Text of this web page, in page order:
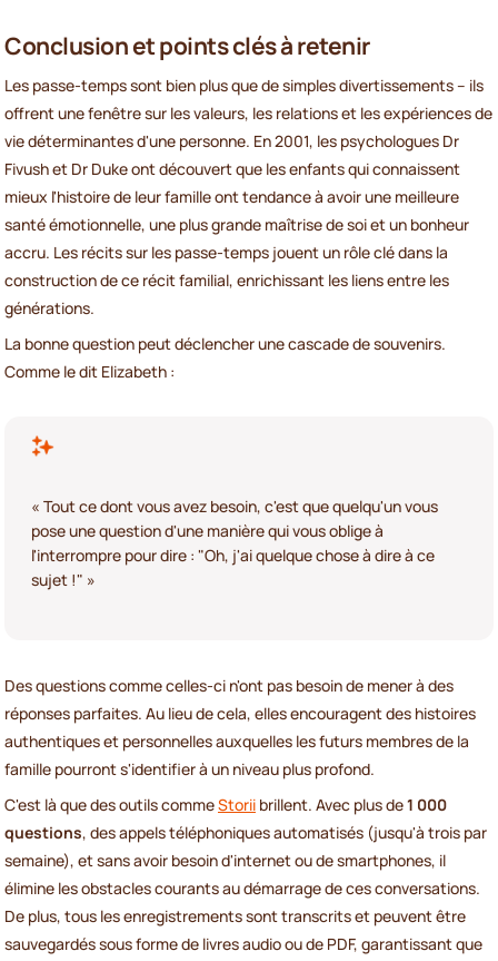
Conclusion et points clés à retenir
Les passe-temps sont bien plus que de simples divertissements – ils
offrent une fenêtre sur les valeurs, les relations et les expériences de
vie déterminantes d'une personne. En 2001, les psychologues Dr
Fivush et Dr Duke ont découvert que les enfants qui connaissent
mieux l'histoire de leur famille ont tendance à avoir une meilleure
santé émotionnelle, une plus grande maîtrise de soi et un bonheur
accru. Les récits sur les passe-temps jouent un rôle clé dans la
construction de ce récit familial, enrichissant les liens entre les
générations.
La bonne question peut déclencher une cascade de souvenirs.
Comme le dit Elizabeth :
« Tout ce dont vous avez besoin, c'est que quelqu'un vous
pose une question d'une manière qui vous oblige à
l'interrompre pour dire : "Oh, j'ai quelque chose à dire à ce
sujet !" »
Des questions comme celles-ci n'ont pas besoin de mener à des
réponses parfaites. Au lieu de cela, elles encouragent des histoires
authentiques et personnelles auxquelles les futurs membres de la
famille pourront s'identifier à un niveau plus profond.
C'est là que des outils commeStorii brillent. Avec plus de1 000
questions, des appels téléphoniques automatisés (jusqu'à trois par
semaine), et sans avoir besoin d'internet ou de smartphones, il
élimine les obstacles courants au démarrage de ces conversations.
De plus, tous les enregistrements sont transcrits et peuvent être
sauvegardés sous forme de livres audio ou de PDF, garantissant que